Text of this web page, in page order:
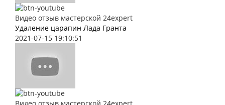
Видео отзыв мастерской 24expert
Удаление царапин Лада Гранта
2021-07-15 19:10:51